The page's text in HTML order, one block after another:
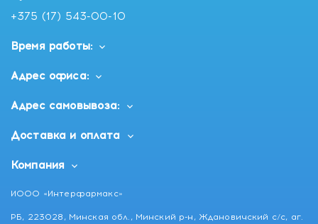
+375 (17) 543-00-10
Время работы:
Адрес офиса:
Адрес самовывоза:
Доставка и оплата
Компания
ИООО «Интерфармакс»
РБ, 223028, Минская обл., Минский р-н, Ждановичский с/с, аг.